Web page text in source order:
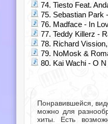
74. Tiesto Feat.
75. Sebastian Park
76. Madface - In
77. Teddy Killerz -
78. Richard
79. NoMosk &
80. Kai Wachi - O
Понравившейся,
можно для
хиты. Есть